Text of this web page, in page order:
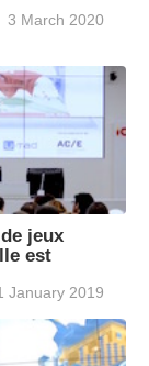
3 March 2020
jeux
est
January 2019